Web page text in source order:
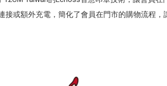
接或額外充電，簡化了會員在門市的購物流程